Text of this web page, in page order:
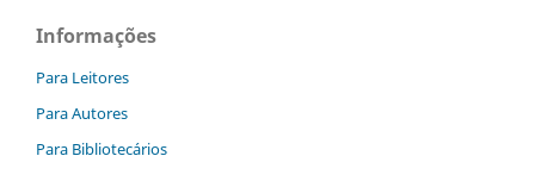
Informações
Para Leitores
Para Autores
Para Bibliotecários